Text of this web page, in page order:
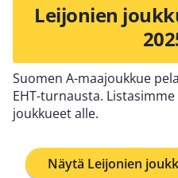
Leijonien
Suomen A-maajoukkue
EHT-turnausta.
joukkueet alle.
Näytä Leijonien